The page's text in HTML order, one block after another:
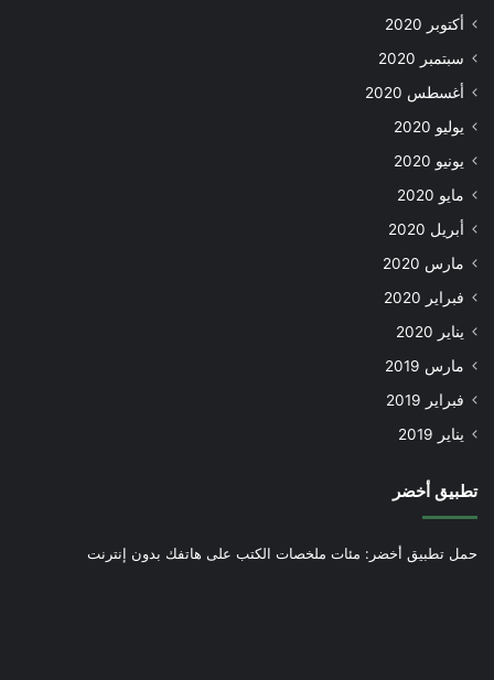
أكتوبر 2020
سبتمبر 2020
أغسطس 2020
يوليو 2020
يونيو 2020
مايو 2020
أبريل 2020
مارس 2020
فبراير 2020
يناير 2020
مارس 2019
فبراير 2019
يناير 2019
تطبيق أخضر
حمل تطبيق أخضر: مئات ملخصات الكتب على هاتفك بدون إنترنت